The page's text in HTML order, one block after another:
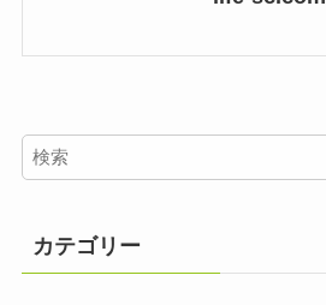
カテゴリー